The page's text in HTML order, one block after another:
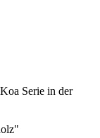
Serie in der